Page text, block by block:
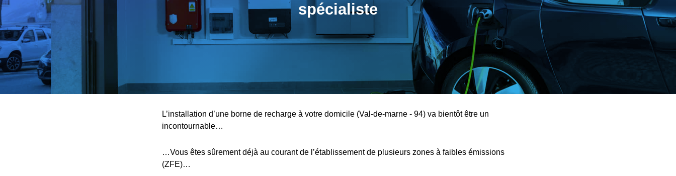
spécialiste
L’installation d’une borne de recharge à votre domicile (Val-de-marne - 94) va bientôt être un
incontournable…
…Vous êtes sûrement déjà au courant de l’établissement de plusieurs zones à faibles émissions
(ZFE)…